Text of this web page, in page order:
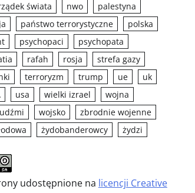
świata
nwo
palestyna
państwo terrorystyczne
polska
psychopaci
psychopata
rafah rosja
strefa gazy
terroryzm trump ue
uk
usa wielki izrael
wojna
wojsko
zbrodnie wojenne
żydobanderowcy żydzi
udostępnione na licencji Creative